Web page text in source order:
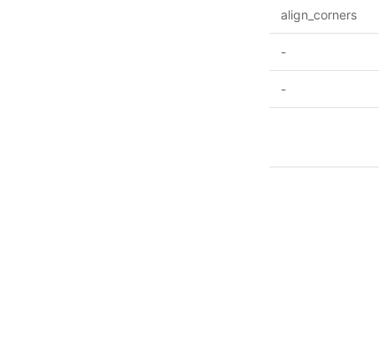
align_corners
-
-